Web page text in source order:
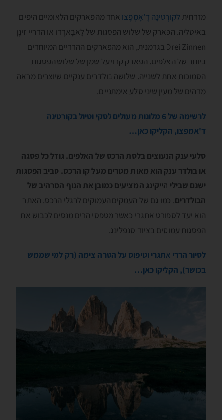
מזרחית לקורְטינָה דֶ'אָמְפֶצו אחד מהפארקים הלאומיים היפים
באיטליה. הפארק של שלוש הפסגות של לָאבָארֶדו או הדריי זינֶן
Drei Zinnen בגרמנית, הוא מהפארקים ההרריים המיוחדים
ביותר של האלפּים. הפארק קרוי על שמן של שלוש הפסגות
הסמוכות אחת לשנייה. שלושה בולדרים ענקיים שיוצרים מראה
מדהים של מעין שיני סלע אימתניים.
לרשימה של 6 מלונות מעולים לסקי וטיול בקורטינה
ד'אמפצו, הקליקו כאן…
סלעי ענק הנעוצים בלסת הרכס של האלפים. גודל כל פסגה
או בולדר ענק הוא מאות מטרים מעל קו הרכס. סביב הפסגות
ישנם שבילי הייקינג המציעים כמובן את הנוף המרהיב של
הבולדרים. כמו גם של העמקים העמוקים לרגלי הרכס. האתר
הוא יעד לספורט אתגרי כאשר מטפסי הרים מנסים לכבוש את
הפסגות עמוסים בציוד סנפלינג.
לסיור הררי אתגרי וטיפוס על הטרה צימה (רק למי שממש
בכושר), הקליקו כאן…